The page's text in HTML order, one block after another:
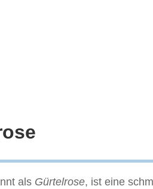
als Gürtelrose, ist eine